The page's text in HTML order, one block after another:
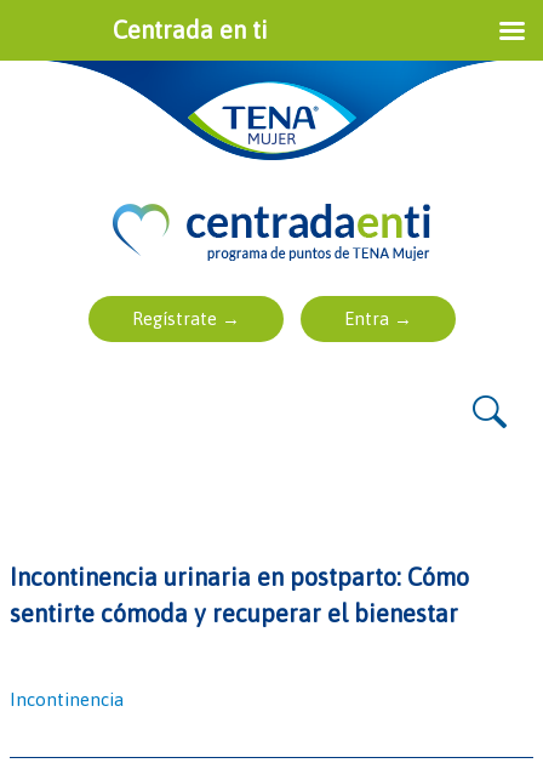
Incontinencia urinaria en postparto: Cómo
sentirte cómoda y recuperar el bienestar
Incontinencia
Centrada en ti